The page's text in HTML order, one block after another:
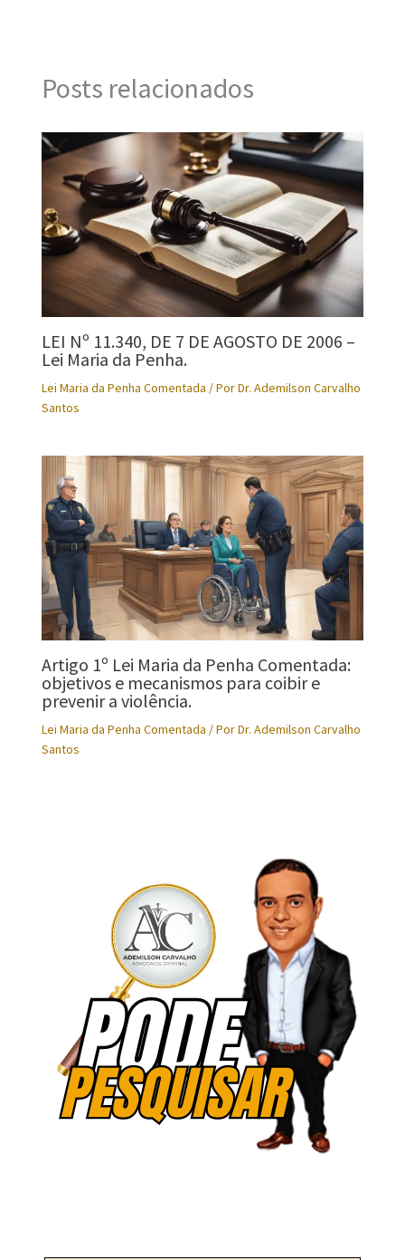
Posts relacionados
LEI Nº 11.340, DE 7 DE AGOSTO DE 2006 –
Lei Maria da Penha.
Lei Maria da Penha Comentada / PorDr. Ademilson Carvalho
Santos
Artigo 1º Lei Maria da Penha Comentada:
objetivos e mecanismos para coibir e
prevenir a violência.
Lei Maria da Penha Comentada / PorDr. Ademilson Carvalho
Santos